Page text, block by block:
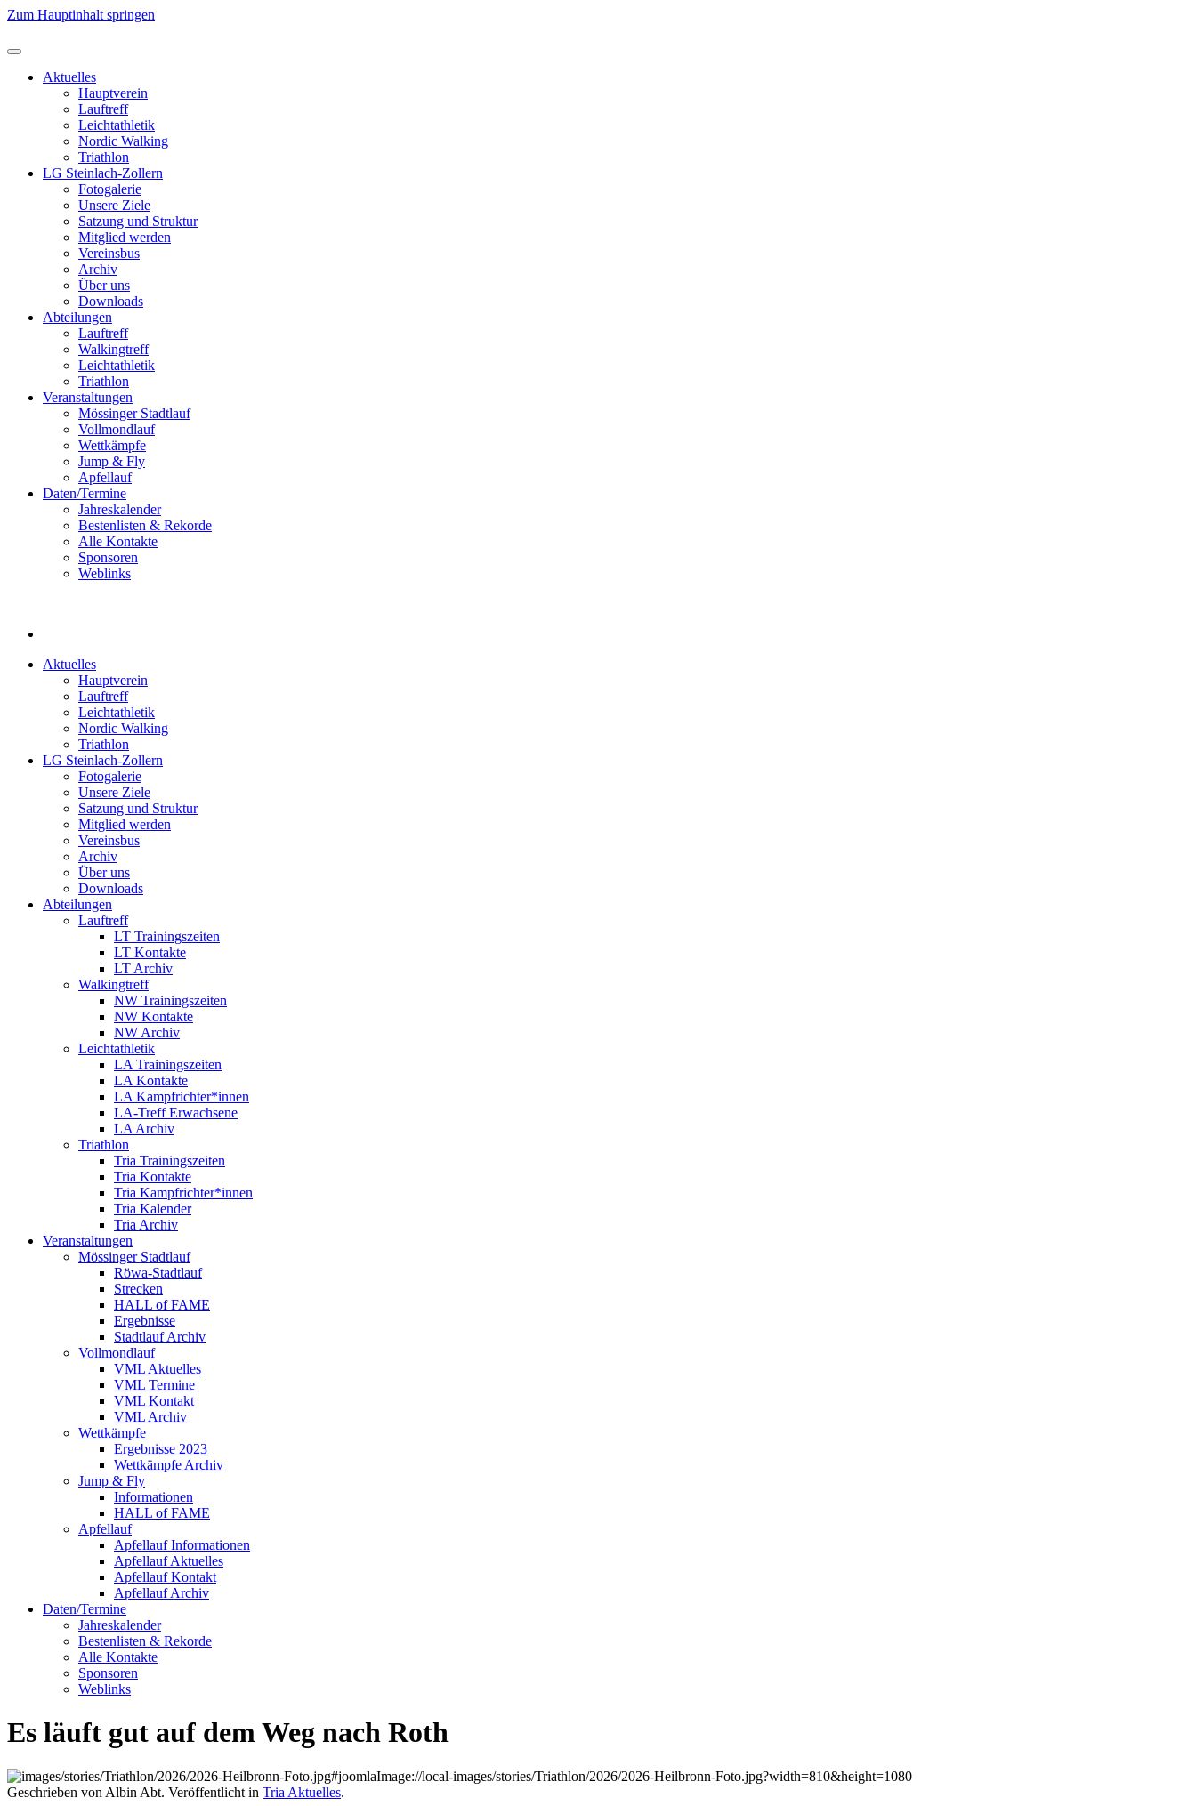
Zum Hauptinhalt springen
Aktuelles
Hauptverein
Lauftreff
Leichtathletik
Nordic Walking
Triathlon
LG Steinlach-Zollern
Fotogalerie
Unsere Ziele
Satzung und Struktur
Mitglied werden
Vereinsbus
Archiv
Über uns
Downloads
Abteilungen
Lauftreff
Walkingtreff
Leichtathletik
Triathlon
Veranstaltungen
Mössinger Stadtlauf
Vollmondlauf
Wettkämpfe
Jump & Fly
Apfellauf
Daten/Termine
Jahreskalender
Bestenlisten & Rekorde
Alle Kontakte
Sponsoren
Weblinks
Aktuelles
Hauptverein
Lauftreff
Leichtathletik
Nordic Walking
Triathlon
LG Steinlach-Zollern
Fotogalerie
Unsere Ziele
Satzung und Struktur
Mitglied werden
Vereinsbus
Archiv
Über uns
Downloads
Abteilungen
Lauftreff
LT Trainingszeiten
LT Kontakte
LT Archiv
Walkingtreff
NW Trainingszeiten
NW Kontakte
NW Archiv
Leichtathletik
LA Trainingszeiten
LA Kontakte
LA Kampfrichter*innen
LA-Treff Erwachsene
LA Archiv
Triathlon
Tria Trainingszeiten
Tria Kontakte
Tria Kampfrichter*innen
Tria Kalender
Tria Archiv
Veranstaltungen
Mössinger Stadtlauf
Röwa-Stadtlauf
Strecken
HALL of FAME
Ergebnisse
Stadtlauf Archiv
Vollmondlauf
VML Aktuelles
VML Termine
VML Kontakt
VML Archiv
Wettkämpfe
Ergebnisse 2023
Wettkämpfe Archiv
Jump & Fly
Informationen
HALL of FAME
Apfellauf
Apfellauf Informationen
Apfellauf Aktuelles
Apfellauf Kontakt
Apfellauf Archiv
Daten/Termine
Jahreskalender
Bestenlisten & Rekorde
Alle Kontakte
Sponsoren
Weblinks
Es läuft gut auf dem Weg nach Roth
Geschrieben von Albin Abt. Veröffentlicht in Tria Aktuelles.